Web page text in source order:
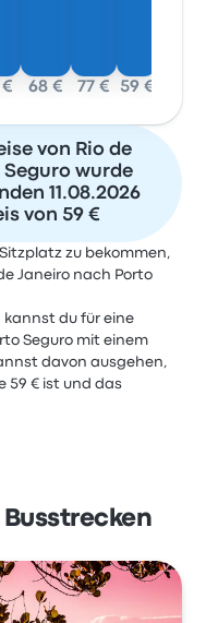
€ 68 € 77 € 59 €
von Rio de
wurde
11.08.2026
von 59 €
zu bekommen,
Janeiro nach Porto
kannst du für eine
Seguro mit einem
davon ausgehen,
59 € ist und das